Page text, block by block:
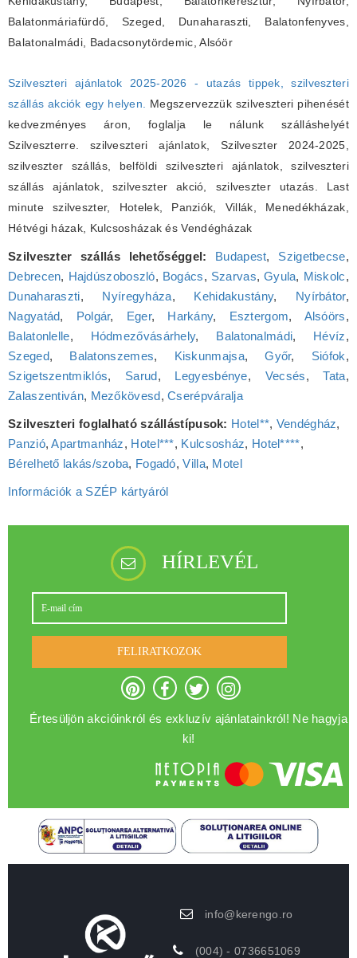
Balatonmáriafürdő, Szeged, Dunaharaszti, Balatonfenyves,
Balatonalmádi, Badacsonytördemic, Alsóör
Szilveszteri ajánlatok 2025-2026 - utazás tippek, szilveszteri
szállás akciók egy helyen.
Megszervezzük szilveszteri pihenését
kedvezményes áron, foglalja le nálunk szálláshelyét
Szilveszterre. szilveszteri ajánlatok, Szilveszter 2024-2025,
szilveszter szállás, belföldi szilveszteri ajánlatok, szilveszteri
szállás ajánlatok, szilveszter akció, szilveszter utazás. Last
minute szilveszter, Hotelek, Panziók, Villák, Menedékházak,
Hétvégi házak, Kulcsosházak és Vendégházak
Szilveszter szállás lehetőséggel: Budapest, Szigetbecse,
Debrecen, Hajdúszoboszló, Bogács, Szarvas, Gyula, Miskolc,
Dunaharaszti, Nyíregyháza, Kehidakustány, Nyírbátor,
Nagyatád, Polgár, Eger, Harkány, Esztergom, Alsóörs,
Balatonlelle, Hódmezővásárhely, Balatonalmádi, Hévíz,
Szeged, Balatonszemes, Kiskunmajsa,Győr, Siófok,
Szigetszentmiklós, Sarud, Legyesbénye, Vecsés,Tata,
Zalaszentiván, Mezőkövesd,Cserépváralja
Szilveszteri foglalható szállástípusok: Hotel**, Vendégház,
Panzió,Apartmanház, Hotel***, Kulcsosház, Hotel****,
Bérelhető lakás/szoba, Fogadó,Villa, Motel
Információk a SZÉP kártyáról
HÍRLEVÉL
FELIRATKOZOK
Értesüljön akcióinkról és exkluzív ajánlatainkról! Ne hagyja
ki!
info@kerengo.ro
(004) - 0736651069